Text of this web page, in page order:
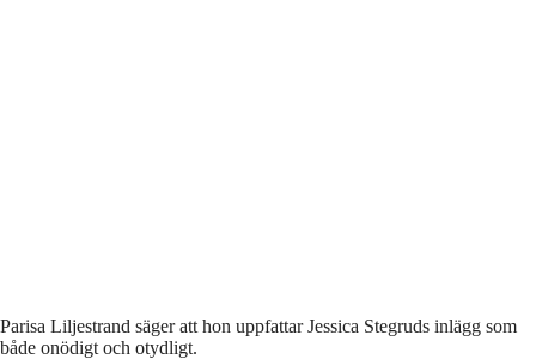
Parisa Liljestrand säger att hon uppfattar Jessica Stegruds inlägg som
både onödigt och otydligt.